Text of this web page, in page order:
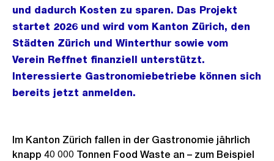
und dadurch Kosten zu sparen. Das Projekt
startet 2026 und wird vom Kanton Zürich, den
Städten Zürich und Winterthur sowie vom
Verein Reffnet finanziell unterstützt.
Interessierte Gastronomiebetriebe können sich
bereits jetzt anmelden.
Im Kanton Zürich fallen in der Gastronomie jährlich
knapp 40 000 Tonnen Food Waste an – zum Beispiel